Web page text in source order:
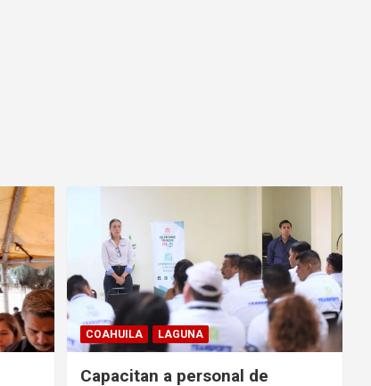
COAHUILA LAGUNA
Capacitan a personal de